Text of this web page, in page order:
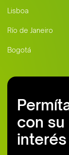
Lisboa
Río de Janeiro
Bogotá
con su
interés